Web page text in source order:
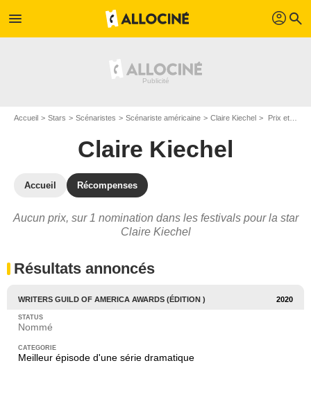
menu profil search
Accueil Stars Scénaristes Scénariste américaine Claire Kiechel Prix et nominations de Claire Kiechel
Claire Kiechel
Accueil Récompenses
Aucun prix, sur 1 nomination dans les festivals pour la star
Claire Kiechel
Résultats annoncés
WRITERS GUILD OF AMERICA AWARDS (ÉDITION ) 2020
Nommé
Meilleur épisode d'une série dramatique